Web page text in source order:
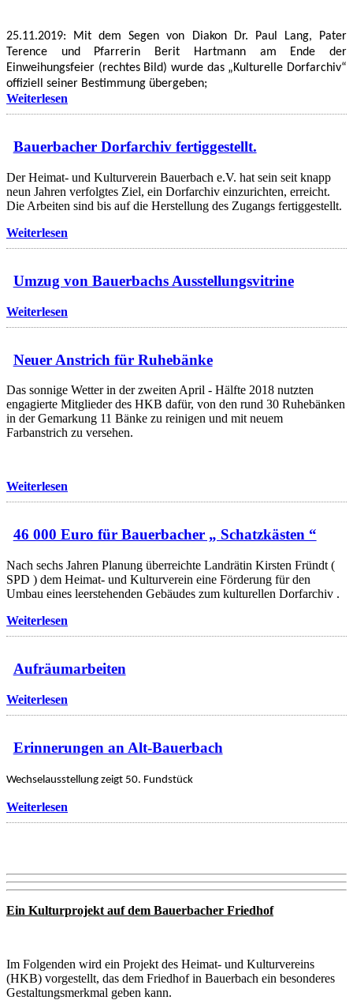
25.11.2019: Mit dem Segen von Diakon Dr. Paul Lang, Pater
Terence und Pfarrerin Berit Hartmann am Ende der
Einweihungsfeier (rechtes Bild) wurde das „Kulturelle Dorfarchiv“
offiziell seiner Bestimmung übergeben;
Weiterlesen
Bauerbacher Dorfarchiv fertiggestellt.
Der Heimat- und Kulturverein Bauerbach e.V. hat sein seit knapp
neun Jahren verfolgtes Ziel, ein Dorfarchiv einzurichten, erreicht.
Die Arbeiten sind bis auf die Herstellung des Zugangs fertiggestellt.
Weiterlesen
Umzug von Bauerbachs Ausstellungsvitrine
Weiterlesen
Neuer Anstrich für Ruhebänke
Das sonnige Wetter in der zweiten April - Hälfte 2018 nutzten
engagierte Mitglieder des HKB dafür, von den rund 30 Ruhebänken
in der Gemarkung 11 Bänke zu reinigen und mit neuem
Farbanstrich zu versehen.
Weiterlesen
46 000 Euro für Bauerbacher „ Schatzkästen “
Nach sechs Jahren Planung überreichte Landrätin Kirsten Fründt (
SPD ) dem Heimat- und Kulturverein eine Förderung für den
Umbau eines leerstehenden Gebäudes zum kulturellen Dorfarchiv .
Weiterlesen
Aufräumarbeiten
Weiterlesen
Erinnerungen an Alt-Bauerbach
Wechselausstellung zeigt 50. Fundstück
Weiterlesen
Ein Kulturprojekt auf dem Bauerbacher Friedhof
Im Folgenden wird ein Projekt des Heimat- und Kulturvereins
(HKB) vorgestellt, das dem Friedhof in Bauerbach ein besonderes
Gestaltungsmerkmal geben kann.